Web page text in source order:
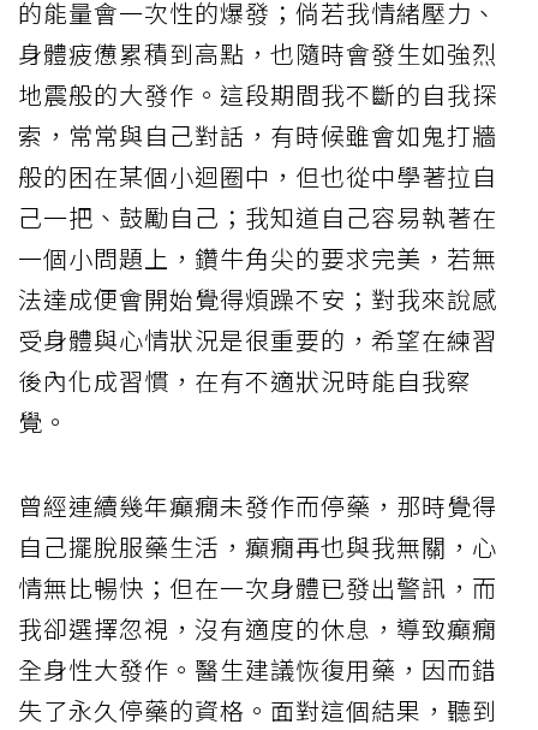
的能量會一次性的爆發；倘若我情緒壓力、
身體疲憊累積到高點，也隨時會發生如強烈
地震般的大發作。這段期間我不斷的自我探
索，常常與自己對話，有時候雖會如鬼打牆
般的困在某個小迴圈中，但也從中學著拉自
己一把、鼓勵自己；我知道自己容易執著在
一個小問題上，鑽牛角尖的要求完美，若無
法達成便會開始覺得煩躁不安；對我來說感
受身體與心情狀況是很重要的，希望在練習
後內化成習慣，在有不適狀況時能自我察
覺。
曾經連續幾年癲癇未發作而停藥，那時覺得
自己擺脫服藥生活，癲癇再也與我無關，心
情無比暢快；但在一次身體已發出警訊，而
我卻選擇忽視，沒有適度的休息，導致癲癇
全身性大發作。醫生建議恢復用藥，因而錯
失了永久停藥的資格。面對這個結果，聽到